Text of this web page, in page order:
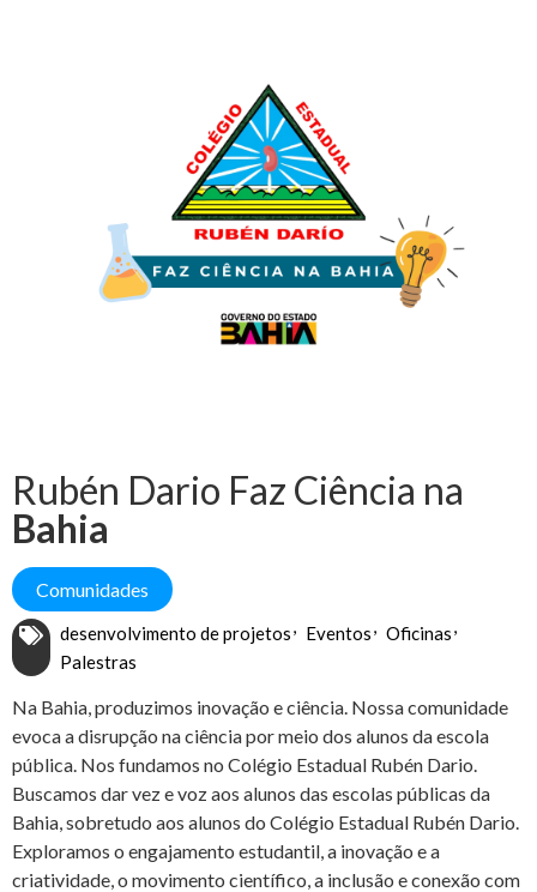
Rubén Dario Faz Ciência na
Bahia
Comunidades
desenvolvimento de projetos Eventos
Oficinas
Palestras
Na Bahia, produzimos inovação e ciência. Nossa comunidade
evoca a disrupção na ciência por meio dos alunos da escola
pública. Nos fundamos no Colégio Estadual Rubén Dario.
Buscamos dar vez e voz aos alunos das escolas públicas da
Bahia, sobretudo aos alunos do Colégio Estadual Rubén Dario.
Exploramos o engajamento estudantil, a inovação e a
criatividade, o movimento científico, a inclusão e conexão com